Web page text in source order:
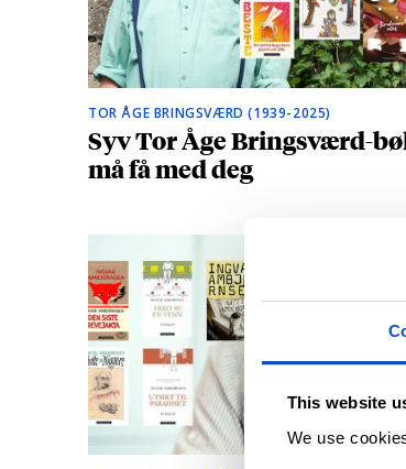
This website
We use
TOR ÅGE BRINGSVÆRD (1939-2025)
Syv Tor Åge Bringsværd-
må få med deg